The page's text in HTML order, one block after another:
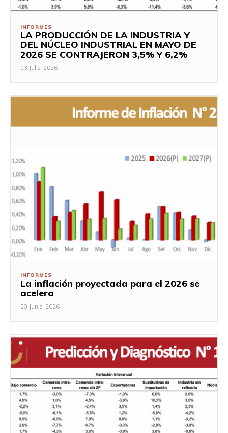
INFORMES
LA PRODUCCIÓN DE LA INDUSTRIA Y
DEL NÚCLEO INDUSTRIAL EN MAYO DE
2026 SE CONTRAJERON 3,5% Y 6,2%
13 Julio, 2026
INFORMES
La inflación proyectada para el 2026 se
acelera
29 Junio, 2026